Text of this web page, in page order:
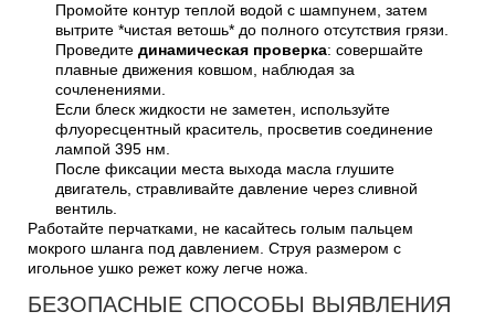
Промойте контур теплой водой с шампунем, затем
вытрите *чистая ветошь* до полного отсутствия грязи.
Проведите динамическая проверка: совершайте
плавные движения ковшом, наблюдая за
сочленениями.
Если блеск жидкости не заметен, используйте
флуоресцентный краситель, просветив соединение
лампой 395 нм.
После фиксации места выхода масла глушите
двигатель, стравливайте давление через сливной
вентиль.
Работайте перчатками, не касайтесь голым пальцем
мокрого шланга под давлением. Струя размером с
игольное ушко режет кожу легче ножа.
БЕЗОПАСНЫЕ СПОСОБЫ ВЫЯВЛЕНИЯ